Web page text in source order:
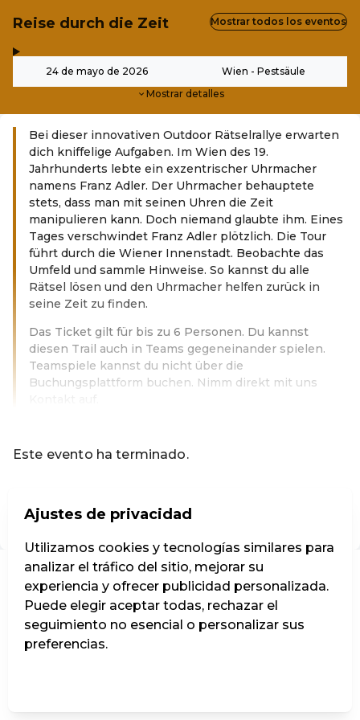
Reise durch die Zeit
24 de mayo de 2026 Wien - Pestsäule
Mostrar detalles
Mostrar todos los eventos
Bei dieser innovativen Outdoor Rätselrallye erwarten
dich kniffelige Aufgaben. Im Wien des 19.
Jahrhunderts lebte ein exzentrischer Uhrmacher
namens Franz Adler. Der Uhrmacher behauptete
stets, dass man mit seinen Uhren die Zeit
manipulieren kann. Doch niemand glaubte ihm. Eines
Tages verschwindet Franz Adler plötzlich. Die Tour
führt durch die Wiener Innenstadt. Beobachte das
Umfeld und sammle Hinweise. So kannst du alle
Rätsel lösen und den Uhrmacher helfen zurück in
seine Zeit zu finden.
Das Ticket gilt für bis zu 6 Personen. Du kannst
diesen Trail auch in Teams gegeneinander spielen.
Teamspiele kannst du nicht über die
Buchungsplattform buchen. Nimm direkt mit uns
Este evento ha terminado.
ES ·
Ajustes de privacidad
Utilizamos cookies y tecnologías similares para
analizar el tráfico del sitio, mejorar su
experiencia y ofrecer publicidad personalizada.
Puede elegir aceptar todas, rechazar el
seguimiento no esencial o personalizar sus
preferencias.